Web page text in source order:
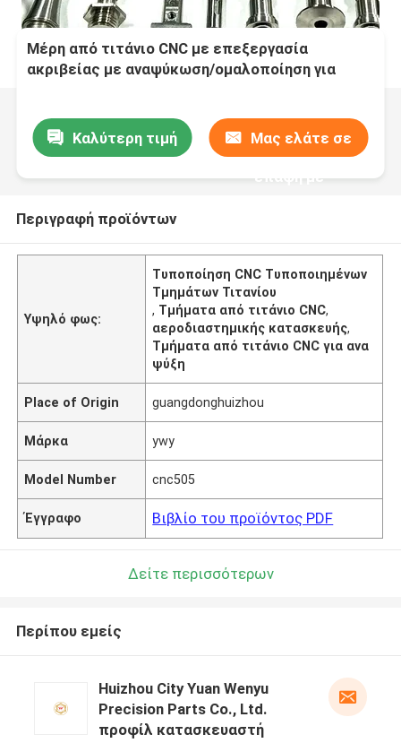
Μέρη από τιτάνιο CNC με επεξεργασία
ακριβείας με αναψύκωση/ομαλοποίηση για
Καλύτερη τιμή Μας ελάτε σε
επαφή με
Περιγραφή προϊόντων
Υψηλό φως:
Τυποποίηση CNC Τυποποιημένων
Τμημάτων Τιτανίου
, Τμήματα από τιτάνιο CNC,
αεροδιαστημικής κατασκευής,
Τμήματα από τιτάνιο CNC για ανα
ψύξη
Place of Origin guangdonghuizhou
Μάρκα ywy
Model Number cnc505
Έγγραφο Βιβλίο του προϊόντος PDF
Δείτε περισσότερων
Περίπου εμείς
Huizhou City Yuan Wenyu
Precision Parts Co., Ltd.
προφίλ κατασκευαστή